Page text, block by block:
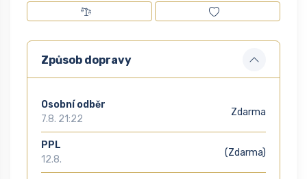
Způsob dopravy
Osobní odběr
7.8. 21:22
Zdarma
PPL
12.8.
(Zdarma)